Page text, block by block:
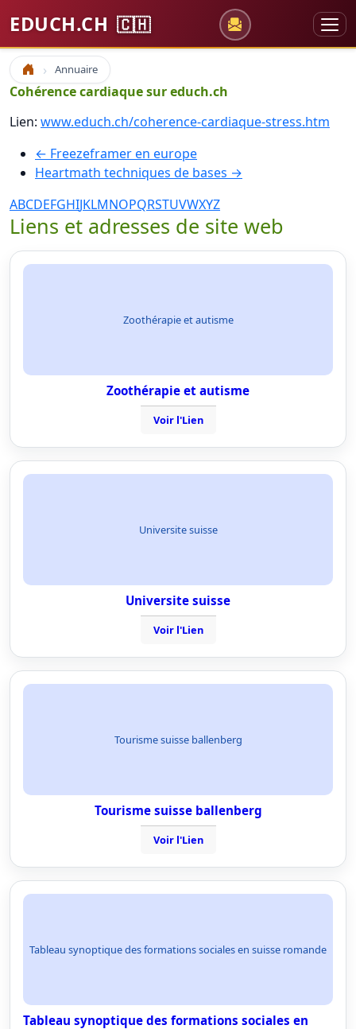
EDUCH.CH 🇨🇭
Accueil Annuaire
Cohérence cardiaque sur educh.ch
Lien: www.educh.ch/coherence-cardiaque-stress.htm
← Freezeframer en europe
Heartmath techniques de bases →
ABCDEFGHIJKLMNOPQRSTUVWXYZ
Liens et adresses de site web
Zoothérapie et autisme
Zoothérapie et autisme
Voir l'Lien
Universite suisse
Universite suisse
Voir l'Lien
Tourisme suisse ballenberg
Tourisme suisse ballenberg
Voir l'Lien
Tableau synoptique des formations sociales en suisse romande
Tableau synoptique des formations sociales en